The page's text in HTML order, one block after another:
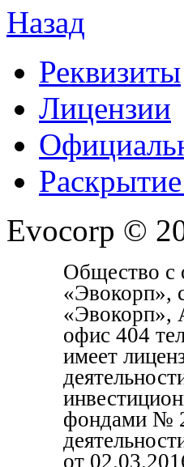
Назад
Реквизиты
Лицензии
Evocorp ©
Общество с
«Эвокорп»,
«Эвокорп»,
офис 404
имеет
фондами №
от